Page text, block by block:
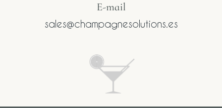
E-mail​
sales@champagnesolutions.es